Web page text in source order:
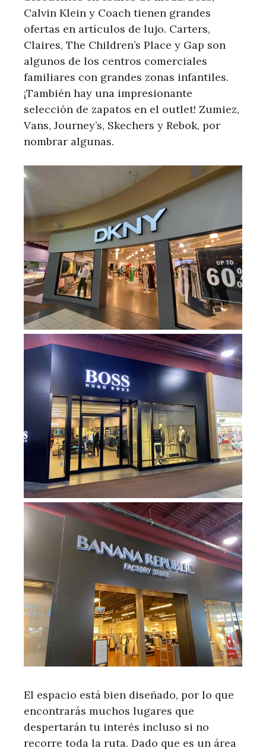
Calvin Klein y Coach tienen grandes
ofertas en artículos de lujo. Carters,
Claires, The Children’s Place y Gap son
algunos de los centros comerciales
familiares con grandes zonas infantiles.
¡También hay una impresionante
selección de zapatos en el outlet! Zumiez,
Vans, Journey’s, Skechers y Rebok, por
nombrar algunas.
El espacio está bien diseñado, por lo que
encontrarás muchos lugares que
despertarán tu interés incluso si no
recorre toda la ruta. Dado que es un área